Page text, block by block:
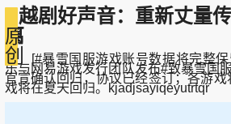
原
创
越剧好声音：重新丈量
离
[#暴雪国服游戏账号数据将完整保
乐与网易游戏发行团队发布#致暴雪国
官宣确认回归，协议已经签订；各游
戏将在夏天回归。kjadjsayiqeyutrtqr